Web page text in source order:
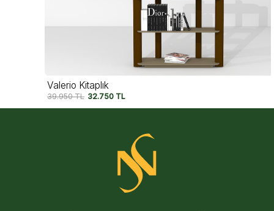
Valerio Kitaplık
32.750TL